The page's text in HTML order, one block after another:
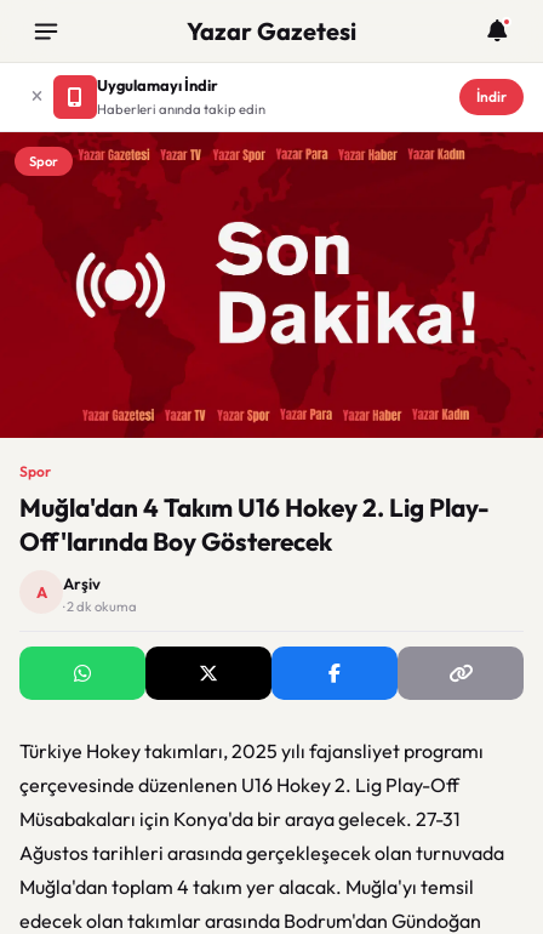
Yazar Gazetesi
Uygulamayı İndir
Haberleri anında takip edin
İndir
Spor
Spor
Muğla'dan 4 Takım U16 Hokey 2. Lig Play-
Off'larında Boy Gösterecek
A Arşiv
· 2 dk okuma
Türkiye Hokey takımları, 2025 yılı fajansliyet programı
çerçevesinde düzenlenen U16 Hokey 2. Lig Play-Off
Müsabakaları için Konya'da bir araya gelecek. 27-31
Ağustos tarihleri arasında gerçekleşecek olan turnuvada
Muğla'dan toplam 4 takım yer alacak. Muğla'yı temsil
edecek olan takımlar arasında Bodrum'dan Gündoğan